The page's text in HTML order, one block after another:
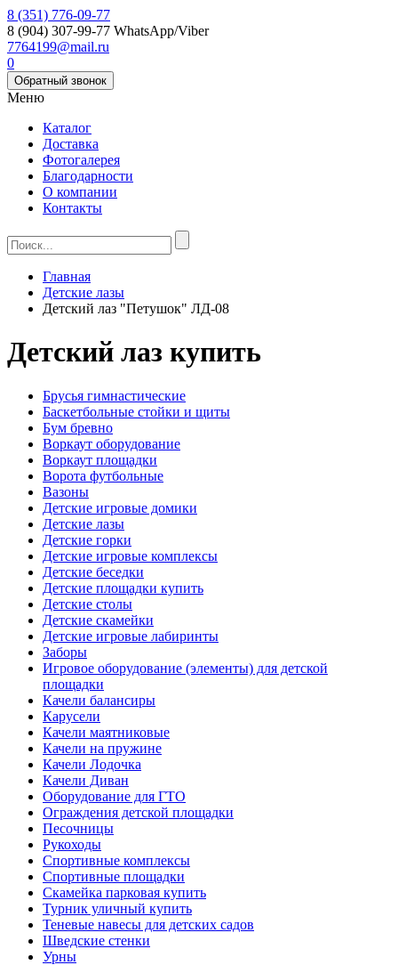
8 (351) 776-09-77
8 (904) 307-99-77 WhatsApp/Viber
7764199@mail.ru
0
Обратный звонок
Меню
Каталог
Доставка
Фотогалерея
Благодарности
О компании
Контакты
Главная
Детские лазы
Детский лаз "Петушок" ЛД-08
Детский лаз купить
Брусья гимнастические
Баскетбольные стойки и щиты
Бум бревно
Воркаут оборудование
Воркаут площадки
Ворота футбольные
Вазоны
Детские игровые домики
Детские лазы
Детские горки
Детские игровые комплексы
Детские беседки
Детские площадки купить
Детские столы
Детские скамейки
Детские игровые лабиринты
Заборы
Игровое оборудование (элементы) для детской
площадки
Качели балансиры
Карусели
Качели маятниковые
Качели на пружине
Качели Лодочка
Качели Диван
Оборудование для ГТО
Ограждения детской площадки
Песочницы
Рукоходы
Спортивные комплексы
Спортивные площадки
Скамейка парковая купить
Турник уличный купить
Теневые навесы для детских садов
Шведские стенки
Урны